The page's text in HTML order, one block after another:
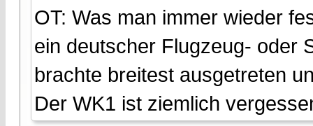
OT: Was man immer wieder
ein deutscher Flugzeug- oder
brachte breitest ausgetreten
Der WK1 ist ziemlich